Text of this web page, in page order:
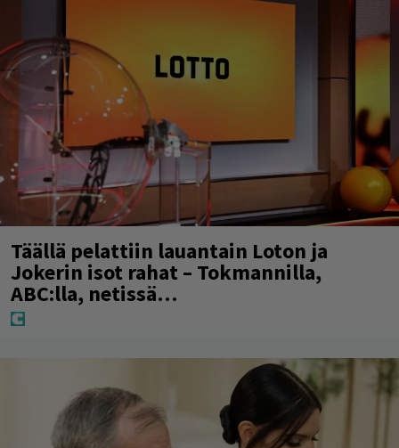
Täällä pelattiin lauantain Loton ja
Jokerin isot rahat – Tokmannilla,
ABC:lla, netissä…